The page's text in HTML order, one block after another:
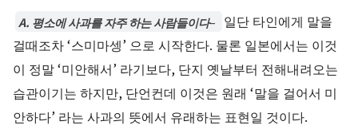
A. 평소에 사과를 자주 하는 사람들이다– 일단 타인에게 말을
걸때조차 ‘스미마셍’ 으로 시작한다. 물론 일본에서는 이것
이 정말 ‘미안해서’ 라기보다, 단지 옛날부터 전해내려오는
습관이기는 하지만, 단언컨데 이것은 원래 ‘말을 걸어서 미
안하다’ 라는 사과의 뜻에서 유래하는 표현일 것이다.